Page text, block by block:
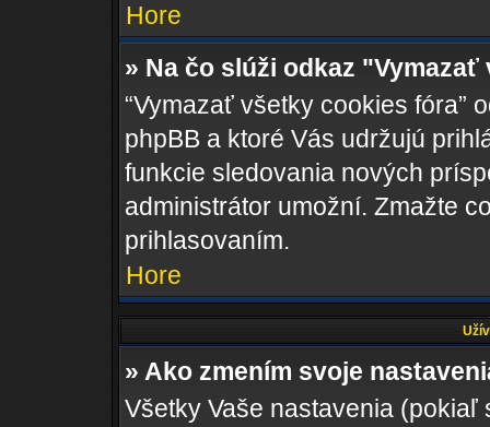
Hore
» Na čo slúži odkaz
“Vymazať všetky cookies fóra”
phpBB a ktoré Vás udržujú
funkcie sledovania nových
administrátor umožní. Zmažte
prihlasovaním.
Hore
» Ako zmením svoje
Všetky Vaše nastavenia